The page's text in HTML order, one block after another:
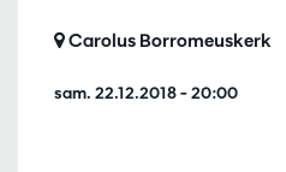
sam. 22.12.2018– 20:00
Carolus Borromeuskerk